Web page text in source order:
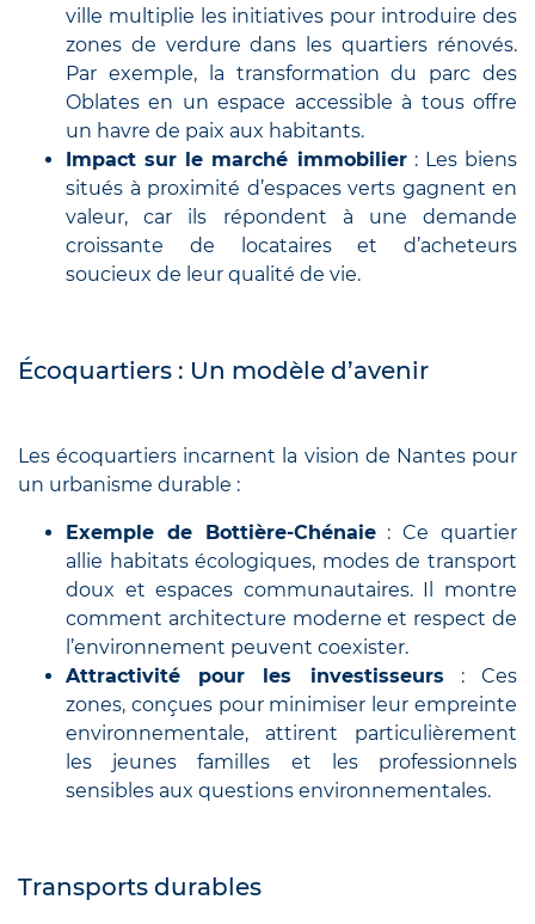
ville multiplie les initiatives pour introduire des
zones de verdure dans les quartiers rénovés.
Par exemple, la transformation du parc des
Oblates en un espace accessible à tous offre
un havre de paix aux habitants.
Impact sur le marché immobilier: Les biens
situés à proximité d’espaces verts gagnent en
valeur, car ils répondent à une demande
croissante de locataires et d’acheteurs
soucieux de leur qualité de vie.
Écoquartiers : Un modèle d’avenir
Les écoquartiers incarnent la vision de Nantes pour
un urbanisme durable :
Exemple de Bottière-Chénaie: Ce quartier
allie habitats écologiques, modes de transport
doux et espaces communautaires. Il montre
comment architecture moderne et respect de
l’environnement peuvent coexister.
Attractivité pour les investisseurs : Ces
zones, conçues pour minimiser leur empreinte
environnementale, attirent particulièrement
les jeunes familles et les professionnels
sensibles aux questions environnementales.
Transports durables